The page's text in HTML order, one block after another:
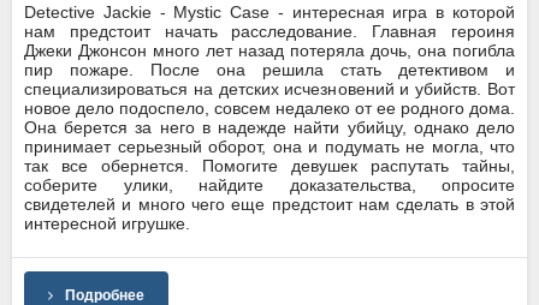
Detective Jackie - Mystic Case - интересная игра в которой
нам предстоит начать расследование. Главная героиня
Джеки Джонсон много лет назад потеряла дочь, она погибла
пир пожаре. После она решила стать детективом и
специализироваться на детских исчезновений и убийств. Вот
новое дело подоспело, совсем недалеко от ее родного дома.
Она берется за него в надежде найти убийцу, однако дело
принимает серьезный оборот, она и подумать не могла, что
так все обернется. Помогите девушек распутать тайны,
соберите улики, найдите доказательства, опросите
свидетелей и много чего еще предстоит нам сделать в этой
интересной игрушке.
Подробнее